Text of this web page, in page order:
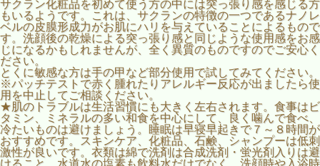
サクラン化粧品を初めて使う方の中には突っ張り感を感じる方
もいるようです。これは、サクランの特徴の一つであるナノレ
ベルの皮膜形成力がお肌にハリを与えていることによるもので
す。洗顔後の乾燥による突っ張り感と同じような使用感をお感
じになるかもしれませんが、全く異質のものですのでご安心く
ださい。
とくに敏感な方は手の甲など部分使用で試してみてください。
※パッチテストで赤く腫れたりアレルギー反応が出ましたら使
用を中止してご相談ください。
★肌のトラブルは生活習慣にも大きく左右されます。食事はビ
タミン、ミネラルの多い和食を中心にして、良く噛んで食べ、
冷たいものは避けましょう。睡眠は早寝早起きで７～８時間が
おすすめです。スキンケア、化粧品、石鹸、シャンプーは低刺
激性が良いです。衣類は綿で洗剤は合成洗剤・蛍光剤入りは避
けること。水道水の塩素も飲料水だけでなく、洗顔時や入浴時